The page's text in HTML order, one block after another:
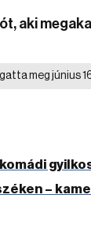
aki
meg június
–